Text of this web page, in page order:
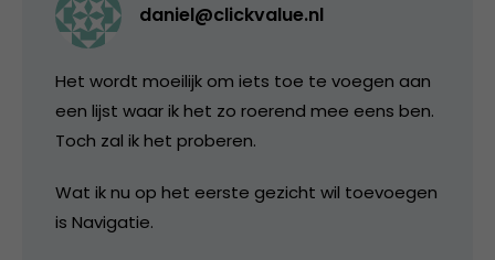
daniel@clickvalue.nl
Het wordt moeilijk om iets toe te voegen aan
een lijst waar ik het zo roerend mee eens ben.
Toch zal ik het proberen.
Wat ik nu op het eerste gezicht wil toevoegen
is Navigatie.